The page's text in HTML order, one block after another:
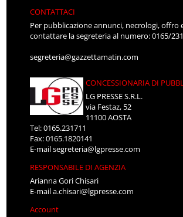
CONTATTACI
Per pubblicazione annunci, necrologi, offro
contattare la segreteria al numero: 0165/
segreteria@gazzettamatin.com
CONCESSIONARIA DI
LG PRESSE S.R.L.
via Festaz, 52
11100 AOSTA
Tel: 0165.231711
Fax: 0165.1820141
E-mailsegreteria@lgpresse.com
RESPONSABILE DI AGENZIA
Arianna Gori Chisari
E-maila.chisari@lgpresse.com
Account